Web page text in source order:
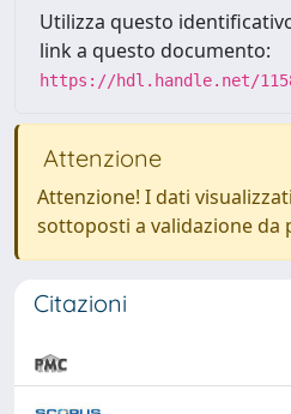
Utilizza questo
link a questo documento:
https://hdl.handle.net/
Attenzione
Attenzione! I dati
sottoposti a validazione da
Citazioni